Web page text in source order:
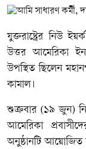
যুক্তরাষ্ট্রের নিউ
উত্তর আমেরিকা
উপস্থিত ছিলেন
কামাল।
শুক্রবার (১৯ জুন)
আমেরিকা
অনুষ্ঠানটি আয়োজিত